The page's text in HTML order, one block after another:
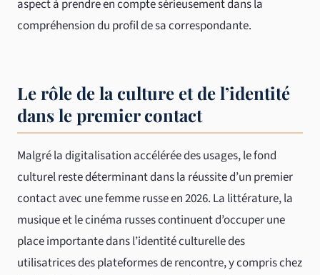
aspect à prendre en compte sérieusement dans la
compréhension du profil de sa correspondante.
Le rôle de la culture et de l’identité
dans le premier contact
Malgré la digitalisation accélérée des usages, le fond
culturel reste déterminant dans la réussite d’un premier
contact avec une femme russe en 2026. La littérature, la
musique et le cinéma russes continuent d’occuper une
place importante dans l’identité culturelle des
utilisatrices des plateformes de rencontre, y compris chez